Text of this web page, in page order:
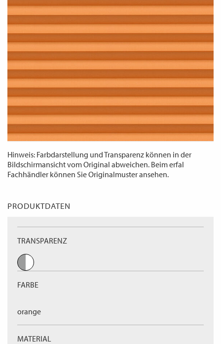
WECHSELN
DE
Hinweis: Farbdarstellung und Transparenz können in der
Bildschirmansicht vom Original abweichen. Beim erfal
Fachhändler können Sie Originalmuster ansehen.
PRODUKTDATEN
TRANSPARENZ
FARBE
orange
MATERIAL